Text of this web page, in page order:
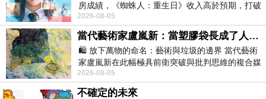
⸻ 整體美術風格： * 超高細節 * 手工編織世界 *
Crochet Art Style * Knitted Diorama * Wool Felt Miniature City
* Handmade Toy World * Cute Japanese Miniature Poster￼
(地名及詳細資料自己改即可)
房成績，《蜘蛛人：重生日》收入高於預期，打破
《復仇者聯盟：終局之戰》記錄，成為
2026-08-05
當代藝術家盧嵐新：當塑膠袋長成了人的模樣，我們的目光是否學會了放下偏見？
🛍️ 放下萬物的命名：藝術與垃圾的邊界 當代藝術
家盧嵐新在此幅極具前衛突破與批判思維的複合媒
材新作中，直接將被大眾定義為廢棄物
2026-08-05
不確定的未來